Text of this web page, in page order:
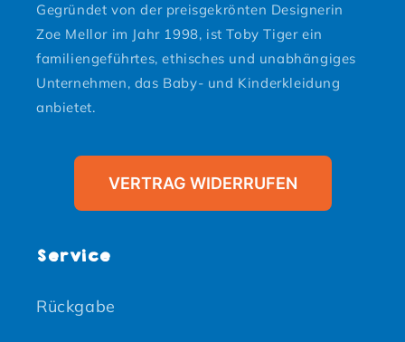
Gegründet von der preisgekrönten Designerin
Zoe Mellor im Jahr 1998, ist Toby Tiger ein
familiengeführtes, ethisches und unabhängiges
Unternehmen, das Baby- und Kinderkleidung
anbietet.
VERTRAG WIDERRUFEN
Service
Rückgabe